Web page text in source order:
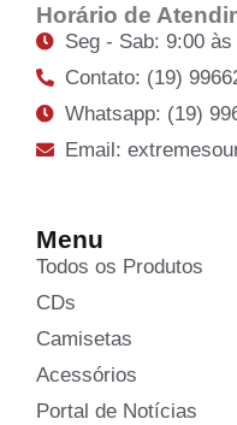
Horário de
Seg - Sab: 9:00 às
Contato: (19)
Whatsapp: (19)
Email:
Menu
Todos os Produtos
CDs
Camisetas
Acessórios
Portal de Notícias